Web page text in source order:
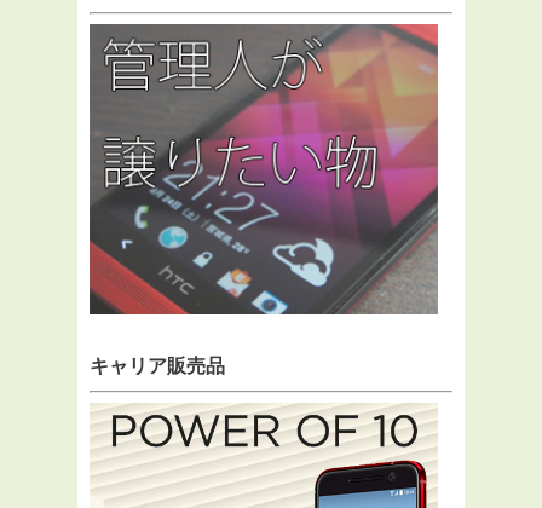
キャリア販売品